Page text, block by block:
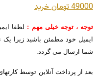
49000 تومان
خريد
توجه ، توجه خیلی مهم : لطفا
ایمیل خود مطمئن باشید زیرا یک
شما ارسال می گردد.
بعد از پرداخت آنلاین توسط